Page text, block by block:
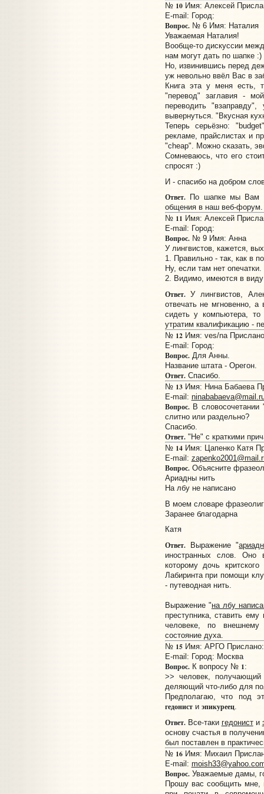
№ 10Имя: Алексей
E-mail: Город:
Вопрос.№ 6 Имя: Наталия
Уважаемая Наталия!
Вообще-то дискуссии
нам могут дать по шапке :)
Но, извинившись перед
уж невольно ввёл Вас в
Книга эта у меня
"перевод" заглавия -
переводить
вывернуться. "Вкусная
Теперь серьёзно:
рекламе, прайслистах и
"cheap". Можно сказать,
Сомневаюсь, что его
спросят :)
И - спасибо на добром
Ответ.По шапке мы Вам
общения в наш веб-форум.
№ 11 Имя: Алексей
E-mail: Город:
Вопрос.№ 9 Имя: Анна
У лингвистов, кажется,
1. Правильно - так, как в
Ну, если там нет
2. Видимо, имеются в
Ответ.У лингвистов,
отвечать не мгновенно,
сидеть у компьютера,
утратим квалификацию -
№ 12Имя: ves/na
E-mail: Город:
Вопрос.Для Анны.
Название штата - Орегон.
Ответ.Спасибо.
№ 13Имя: Нина Бабаева
E-mail:
Вопрос.В словосочетании
слитно или раздельно?
Спасибо.
Ответ."Не" с краткими
№ 14Имя: Цапенко Катя
E-mail:
Вопрос.Объясните
Ариадны нить
На лбу не написано
В моем словаре
Заранее благодарна
Катя
Ответ.Выражение "
иностранных слов. Оно
которому дочь
Лабиринта при помощи
- путеводная нить.
Выражение "на лбу
преступника, ставить
человеке, по
состояние духа.
№ 15Имя: АРГО Прислано:
E-mail: Город: Москва
Вопрос.К вопросу № 1:
>> человек,
деляющий что-либо для
Предполагаю, что под
гедонисти эпикуреец.
Ответ.Все-таки гедонисти
основу счастья в
был поставлен в
№ 16Имя: Михаил
E-mail:
Вопрос.Уважаемые дамы,
Прошу вас сообщить мне,